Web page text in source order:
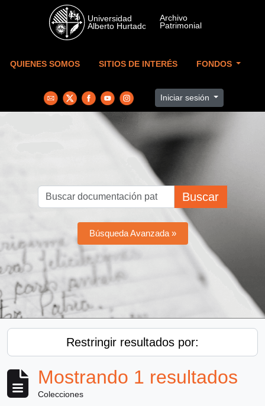
Skip to main content
QUIENES SOMOS SITIOS DE INTERÉS FONDOS
Iniciar sesión
Buscar
Búsqueda Avanzada »
Restringir resultados por:
Mostrando 1 resultados
Colecciones